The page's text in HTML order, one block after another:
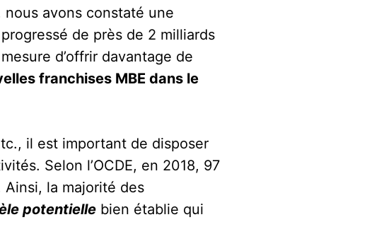
nous avons constaté une
de près de 2 milliards
d’offrir davantage de
franchises MBE dans le
il est important de disposer
Selon l’OCDE, en 2018, 97
la majorité des
potentielle bien établie qui